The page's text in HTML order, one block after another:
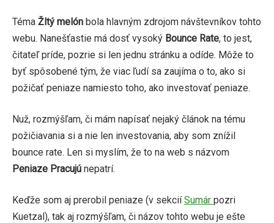
Téma Žltý melónbola hlavným zdrojom návštevníkov tohto
webu. Nanešťastie má dosť vysoký Bounce Rate, to jest,
čitateľ príde, pozrie si len jednu stránku a odíde. Môže to
byť spôsobené tým, že viac ľudí sa zaujíma o to, ako si
požičať peniaze namiesto toho, ako investovať peniaze.
Nuž, rozmýšľam, či mám napísať nejaký článok na tému
požičiavania si a nie len investovania, aby som znížil
bounce rate. Len si myslím, že to na web s názvom
Peniaze Pracujúnepatrí.
Keďže som aj prerobil peniaze (v sekciíSumár pozri
Kuetzal), tak aj rozmýšľam, či názov tohto webu je ešte